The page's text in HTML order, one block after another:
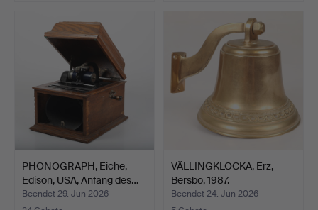
PHONOGRAPH, Eiche,
Edison, USA, Anfang des…
Beendet 29. Jun 2026
VÄLLINGKLOCKA, Erz,
Bersbo, 1987.
Beendet 24. Jun 2026